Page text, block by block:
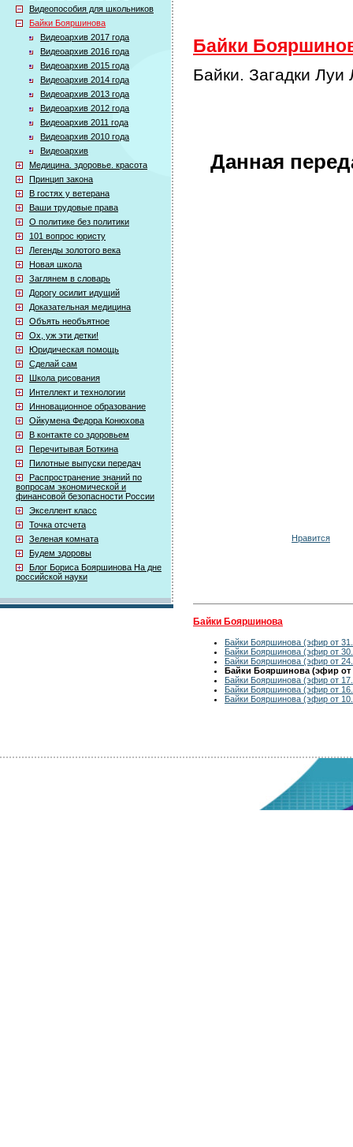
Видеопособия для школьников
Байки Бояршинова
Видеоархив 2017 года
Видеоархив 2016 года
Видеоархив 2015 года
Видеоархив 2014 года
Видеоархив 2013 года
Видеоархив 2012 года
Видеоархив 2011 года
Видеоархив 2010 года
Видеоархив
Медицина. здоровье. красота
Принцип закона
В гостях у ветерана
Ваши трудовые права
О политике без политики
101 вопрос юристу
Легенды золотого века
Новая школа
Заглянем в словарь
Дорогу осилит идущий
Доказательная медицина
Объять необъятное
Ох, уж эти детки!
Юридическая помощь
Сделай сам
Школа рисования
Интеллект и технологии
Инновационное образование
Ойкумена Федора Конюхова
В контакте со здоровьем
Перечитывая Боткина
Пилотные выпуски передач
Распространение знаний по
вопросам экономической и
финансовой безопасности России
Экселлент класс
Точка отсчета
Зеленая комната
Будем здоровы
Блог Бориса Бояршинова На дне
российской науки
Байки
Байки. Загадки
Данная
Нравится
Байки Бояршинова
Байки Бояршинова (эфир от
Байки Бояршинова (эфир от
Байки Бояршинова (эфир от
Байки Бояршинова (эфир от
Байки Бояршинова (эфир от
Байки Бояршинова (эфир от
Байки Бояршинова (эфир от